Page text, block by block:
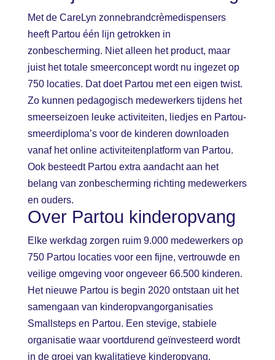
Met de CareLyn zonnebrandcrèmedispensers
heeft Partou één lijn getrokken in
zonbescherming. Niet alleen het product, maar
juist het totale smeerconcept wordt nu ingezet op
750 locaties. Dat doet Partou met een eigen twist.
Zo kunnen pedagogisch medewerkers tijdens het
smeerseizoen leuke activiteiten, liedjes en Partou-
smeerdiploma’s voor de kinderen downloaden
vanaf het online activiteitenplatform van Partou.
Ook besteedt Partou extra aandacht aan het
belang van zonbescherming richting medewerkers
en ouders.
Over Partou kinderopvang
Elke werkdag zorgen ruim 9.000 medewerkers op
750 Partou locaties voor een fijne, vertrouwde en
veilige omgeving voor ongeveer 66.500 kinderen.
Het nieuwe Partou is begin 2020 ontstaan uit het
samengaan van kinderopvangorganisaties
Smallsteps en Partou. Een stevige, stabiele
organisatie waar voortdurend geïnvesteerd wordt
in de groei van kwalitatieve kinderopvang.